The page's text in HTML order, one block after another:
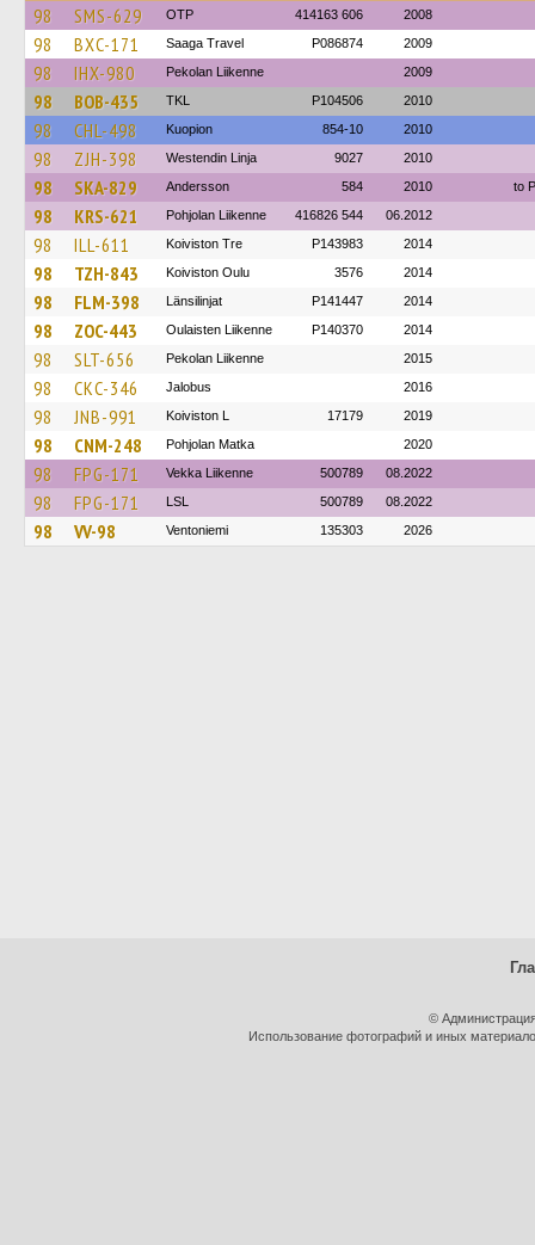
98 SMS-629 OTP 414163 606 2008
98 BXC-171 Saaga Travel P086874 2009
98 IHX-980 Pekolan Liikenne 2009
98 BOB-435 TKL P104506 2010
98 CHL-498 Kuopion 854-10 2010
98 ZJH-398 Westendin Linja 9027 2010
98 SKA-829 Andersson 584 2010 to
98 KRS-621 Pohjolan Liikenne 416826 544 06.2012
98 ILL-611 Koiviston Tre P143983 2014
98 TZH-843 Koiviston Oulu 3576 2014
98 FLM-398 Länsilinjat P141447 2014
98 ZOC-443 Oulaisten Liikenne P140370 2014
98 SLT-656 Pekolan Liikenne 2015
98 CKC-346 Jalobus 2016
98 JNB-991 Koiviston L 17179 2019
98 CNM-248 Pohjolan Matka 2020
98 FPG-171 Vekka Liikenne 500789 08.2022
98 FPG-171 LSL 500789 08.2022
98 VV-98 Ventoniemi 135303 2026
©
Использование фотографий и иных